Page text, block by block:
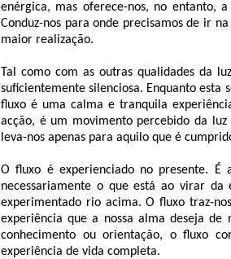
enérgica, mas oferece-nos, no entanto,
Conduz-nos para onde precisamos de ir
maior realização.
Tal como com as outras qualidades da
suficientemente silenciosa. Enquanto esta
fluxo é uma calma e tranquila
acção, é um movimento percebido da
leva-nos apenas para aquilo que é
O fluxo é experienciado no presente.
necessariamente o que está ao virar
experimentado rio acima. O fluxo traz-
experiência que a nossa alma deseja de
conhecimento ou orientação, o fluxo
experiência de vida completa.